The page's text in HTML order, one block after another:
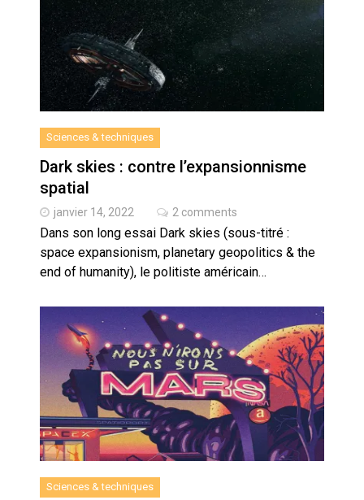
cœur du problème
Sciences & techniques
Dark skies : contre l’expansionnisme
spatial
janvier 14, 2022 2 comments
Dans son long essai Dark skies (sous-titré :
space expansionism, planetary geopolitics & the
end of humanity), le politiste américain…
Sciences & techniques